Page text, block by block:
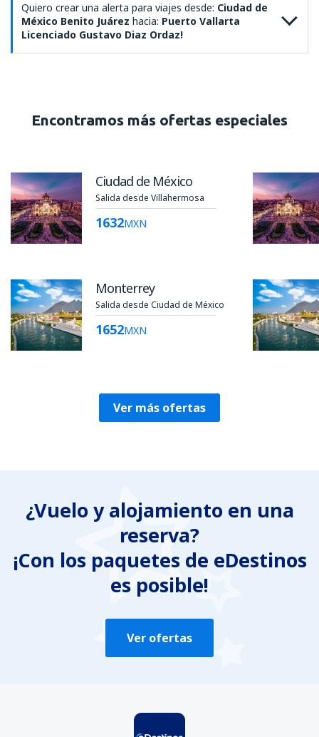
Quiero crear una alerta para viajes desde: Ciudad de
México Benito Juárez hacia: Puerto Vallarta
Licenciado Gustavo Diaz Ordaz!
Encontramos más ofertas especiales
Ciudad de México
Salida desde Villahermosa
1632MXN
Monterrey
Salida desde Ciudad de México
1652MXN
Ver más ofertas
¿Vuelo y alojamiento en una
reserva?
¡Con los paquetes de eDestinos
es posible!
Ver ofertas